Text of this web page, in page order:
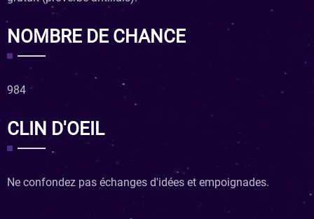
NOMBRE DE CHANCE
984
CLIN D'OEIL
Ne confondez pas échanges d'idées et empoignades.